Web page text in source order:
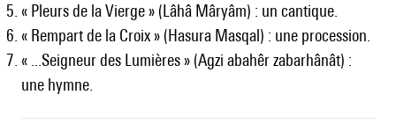
« Pleurs de la Vierge » (Lâhâ Mâryâm) : un cantique.
« Rempart de la Croix » (Hasura Masqal) : une procession.
« ...Seigneur des Lumières » (Agzi abahêr zabarhânât) :
une hymne.